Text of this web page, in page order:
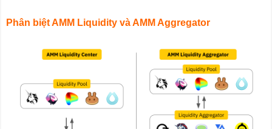
Phân biệt AMM Liquidity và AMM Aggregator